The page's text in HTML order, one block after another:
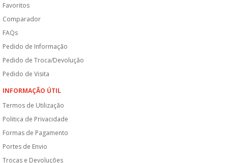
Favoritos
Comparador
FAQs
Pedido de Informação
Pedido de Troca/Devolução
Pedido de Visita
INFORMAÇÃO ÚTIL
Termos de Utilização
Politica de Privacidade
Formas de Pagamento
Portes de Envio
Trocas e Devoluções